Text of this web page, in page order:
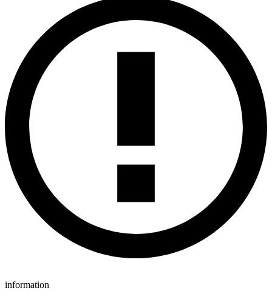
information